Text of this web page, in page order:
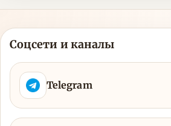
Соцсети и каналы
Telegram